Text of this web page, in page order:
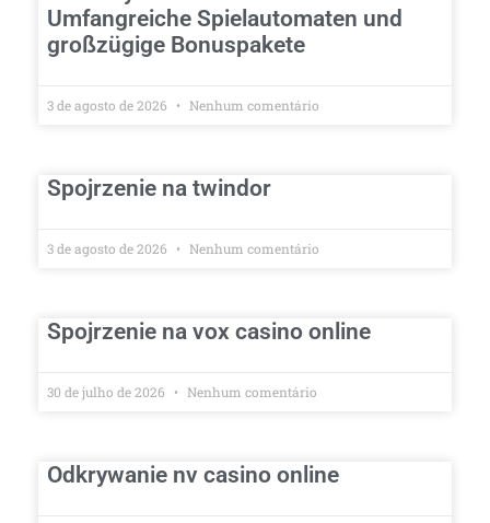
Umfangreiche Spielautomaten und
großzügige Bonuspakete
3 de agosto de 2026 Nenhum comentário
Spojrzenie na twindor
3 de agosto de 2026 Nenhum comentário
Spojrzenie na vox casino online
30 de julho de 2026 Nenhum comentário
Odkrywanie nv casino online